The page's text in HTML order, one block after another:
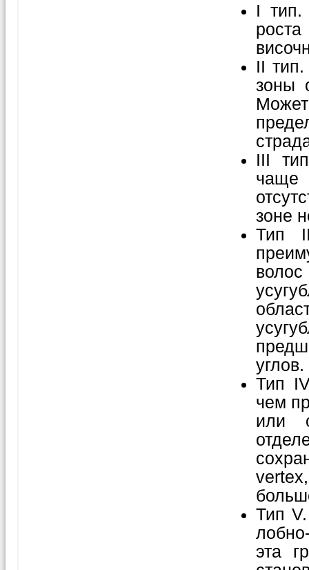
I тип.
II
зоны
III
чаще
зоне
Тип
углов.
Тип
чем
или
Тип
эта